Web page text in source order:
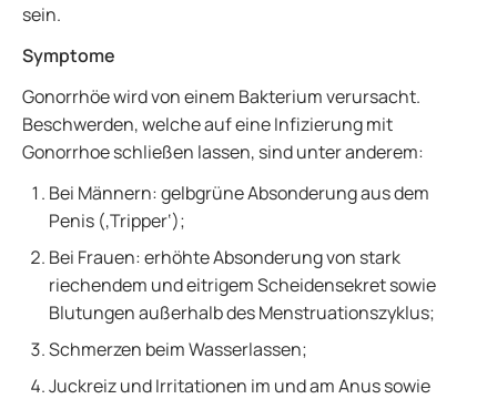
sein.
Symptome
Gonorrhöe wird von einem Bakterium verursacht.
Beschwerden, welche auf eine Infizierung mit
Gonorrhoe schließen lassen, sind unter anderem:
Bei Männern: gelbgrüne Absonderung aus dem
Penis (‚Tripper‘);
Bei Frauen: erhöhte Absonderung von stark
riechendem und eitrigem Scheidensekret sowie
Blutungen außerhalb des Menstruationszyklus;
Schmerzen beim Wasserlassen;
Juckreiz und Irritationen im und am Anus sowie